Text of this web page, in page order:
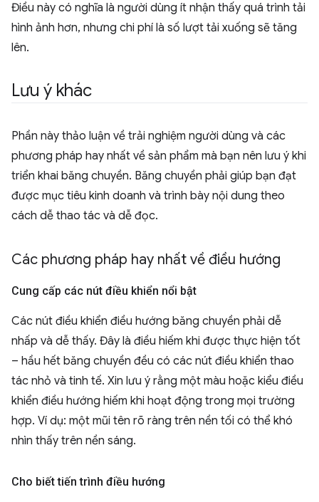
Điều này có nghĩa là người dùng ít nhận thấy quá trình tải
hình ảnh hơn, nhưng chi phí là số lượt tải xuống sẽ tăng
lên.
Lưu ý khác
Phần này thảo luận về trải nghiệm người dùng và các
phương pháp hay nhất về sản phẩm mà bạn nên lưu ý khi
triển khai băng chuyền. Băng chuyền phải giúp bạn đạt
được mục tiêu kinh doanh và trình bày nội dung theo
cách dễ thao tác và dễ đọc.
Các phương pháp hay nhất về điều hướng
Cung cấp các nút điều khiển nổi bật
Các nút điều khiển điều hướng băng chuyền phải dễ
nhấp và dễ thấy. Đây là điều hiếm khi được thực hiện tốt
– hầu hết băng chuyền đều có các nút điều khiển thao
tác nhỏ và tinh tế. Xin lưu ý rằng một màu hoặc kiểu điều
khiển điều hướng hiếm khi hoạt động trong mọi trường
hợp. Ví dụ: một mũi tên rõ ràng trên nền tối có thể khó
nhìn thấy trên nền sáng.
Cho biết tiến trình điều hướng